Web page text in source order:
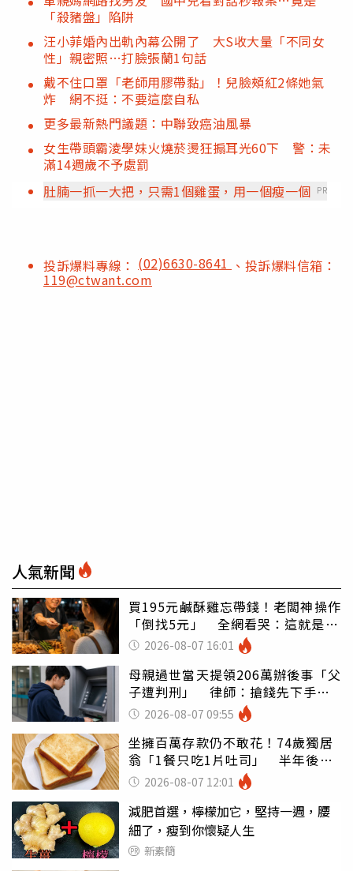
「殺豬盤」陷阱
汪小菲婚內出軌內幕公開了 大S收大量「不同女
性」親密照…打臉張蘭1句話
戴不住口罩「老師用膠帶黏」！兒臉頰紅2條她氣
炸 網不挺：不要這麼自私
更多最新熱門議題：中聯致癌油風暴
女生帶頭霸淩學妹火燒菸燙狂搧耳光60下 警：未
滿14週歲不予處罰
肚腩一抓一大把，只需1個雞蛋，用一個瘦一個 PR
投訴爆料專線： (02)6630-8641 、投訴爆料信箱：
119@ctwant.com
人氣新聞
買195元鹹酥雞忘帶錢！老闆神操作
「倒找5元」 全網看哭：這就是台
灣 2026-08-07 16:01
母親過世當天提領206萬辦後事「父
子遭判刑」 律師：搶錢先下手是
罪 2026-08-07 09:55
坐擁百萬存款仍不敢花！74歲獨居
翁「1餐只吃1片吐司」 半年後暴
瘦嚇壞女兒
2026-08-07 12:01
減肥首選，檸檬加它，堅持一週，腰
細了，瘦到你懷疑人生
新素簡